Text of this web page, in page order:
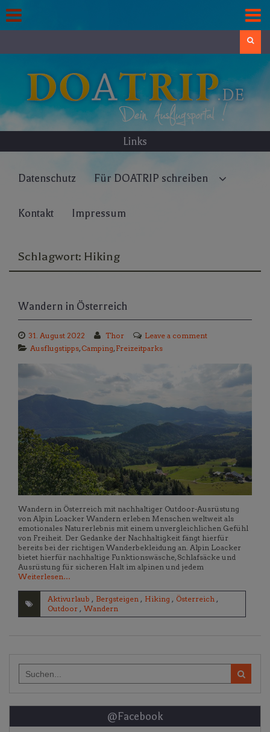
to
content
Links
Datenschutz Für DOATRIP schreiben
Kontakt Impressum
Schlagwort: Hiking
Wandern in Österreich
31. August 2022 Thor
Leave a comment
Ausflugstipps, Camping, Freizeitparks
Wandern in Österreich mit nachhaltiger Outdoor-Ausrüstung
von Alpin Loacker Wandern erleben Menschen weltweit als
emotionales Naturerlebnis mit einem unvergleichlichen Gefühl
von Freiheit. Der Gedanke der Nachhaltigkeit fängt hierfür
bereits bei der richtigen Wanderbekleidung an. Alpin Loacker
bietet hierfür nachhaltige Funktionswäsche, Schlafsäcke und
Ausrüstung für sicheren Halt im alpinen und jedem
Weiterlesen…
Aktivurlaub , Bergsteigen , Hiking , Österreich ,
Outdoor , Wandern
for:
@Facebook